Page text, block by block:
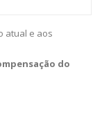
atual e aos
do